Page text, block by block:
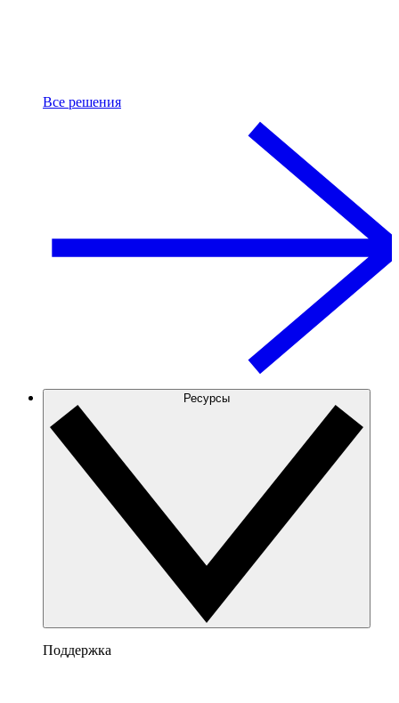
Все решения
Ресурсы
Поддержка